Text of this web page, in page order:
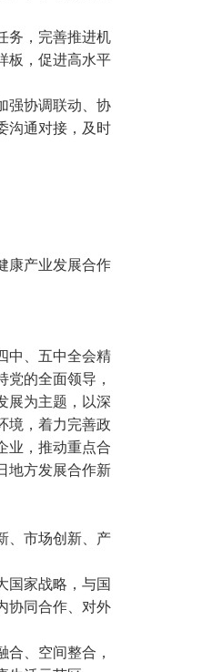
务，完善推进机
板，促进高水平
强协调联动、协
沟通对接，及时
康产业发展合作
中、五中全会精
党的全面领导，
展为主题，以深
境，着力完善政
业，推动重点合
地方发展合作新
、市场创新、产
国家战略，与国
协同合作、对外
、空间整合，